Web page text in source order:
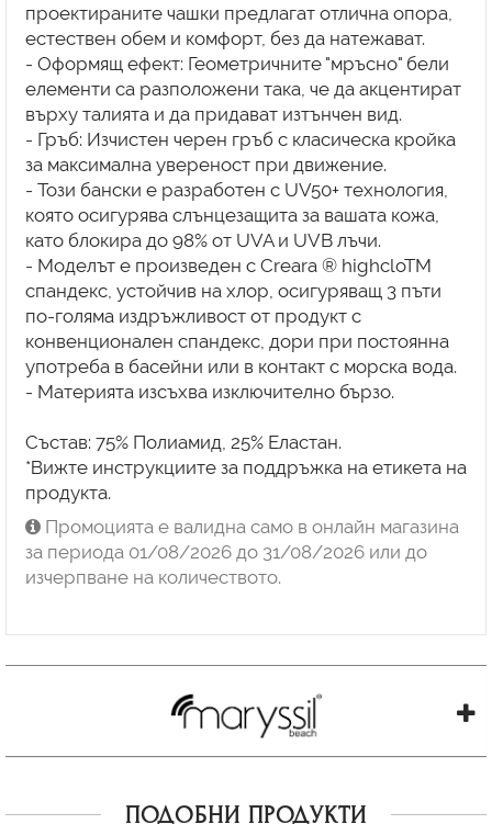
проектираните чашки предлагат отлична опора,
естествен обем и комфорт, без да натежават.
- Оформящ ефект: Геометричните "мръсно" бели
елементи са разположени така, че да акцентират
върху талията и да придават изтънчен вид.
- Гръб: Изчистен черен гръб с класическа кройка
за максимална увереност при движение.
- Този бански е разработен с UV50+ технология,
която осигурява слънцезащита за вашата кожа,
като блокира до 98% от UVA и UVB лъчи.
- Моделът е произведен с Creara ® highcloTM
спандекс, устойчив на хлор, осигуряващ 3 пъти
по-голяма издръжливост от продукт с
конвенционален спандекс, дори при постоянна
употреба в басейни или в контакт с морска вода.
- Материята изсъхва изключително бързо.
Състав: 75% Полиамид, 25% Еластан.
*Вижте инструкциите за поддръжка на етикета на
продукта.
Промоцията е валидна само в онлайн магазина
за периода 01/08/2026 до 31/08/2026 или до
изчерпване на количеството.
ПОДОБНИ ПРОДУКТИ